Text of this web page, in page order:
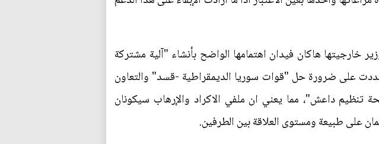
هاكان فيدان اهتمامها الواضح بأنشاء "آلية مشتركة
شددت على ضرورة حل "قوات سوريا الديمقراطية -قسد" والتعاون
تنظيم داعش"، مما يعني ان ملفي الاكراد والإرهاب سيكونان
على طبيعة ومستوى العلاقة بين الطرفين.